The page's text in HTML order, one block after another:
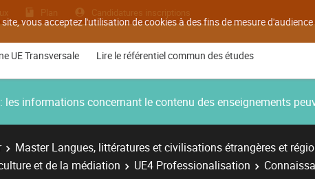
vous acceptez l'utilisation de cookies à des fins de mesure
Plan Candidatures inscriptions
UE Transversale Lire le référentiel commun des études
informations concernant le contenu des enseignements
Master Langues, littératures et civilisations étrangères et
et de la médiation
UE4 Professionalisation